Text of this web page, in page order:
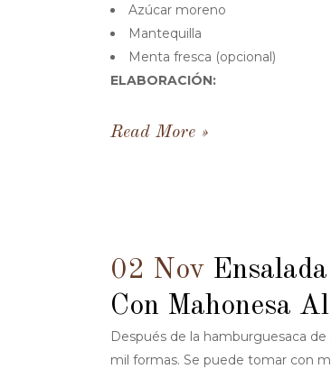
Azúcar moreno
Mantequilla
Menta fresca (opcional)
ELABORACIÓN:
Read More
02 Nov
Con Mahonesa
Después de la hamburguesaca
mil formas. Se puede tomar con